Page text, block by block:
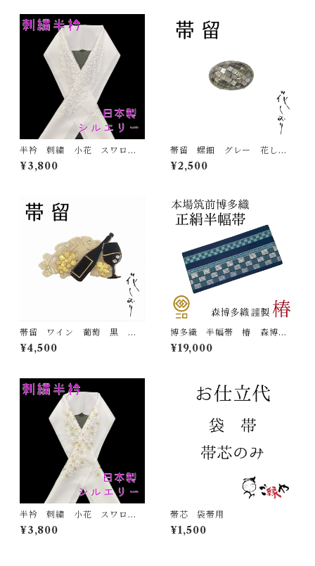
半衿 刺繍 小花 スワロフ
スキー 白 白地 シルエリ
ー 新合繊 日本製 刺繍
¥3,800
帯留 螺鈿 グレー 花しお
り 大原商店 帯飾り 日本
製 和装小物
¥2,500
帯留 ワイン 葡萄 黒 花
しおり 大原商店 帯飾り
日本製 和装小物
¥4,500
博多織 半幅帯 椿 森博多
織 正絹 長さ/3m78cm 日
本製 和装 小袋帯 半巾帯
¥19,000
半衿 刺繍 小花 スワロフ
スキー 金 白地 シルエリ
ー 新合繊 日本製 刺繍
¥3,800
帯芯 袋帯用
¥1,500